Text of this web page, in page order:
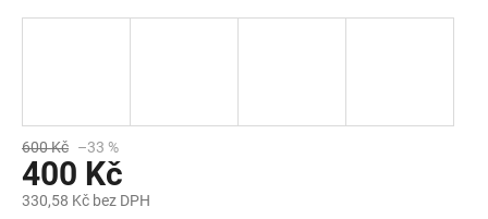
600 Kč –33 %
400 Kč
330,58 Kč bez DPH